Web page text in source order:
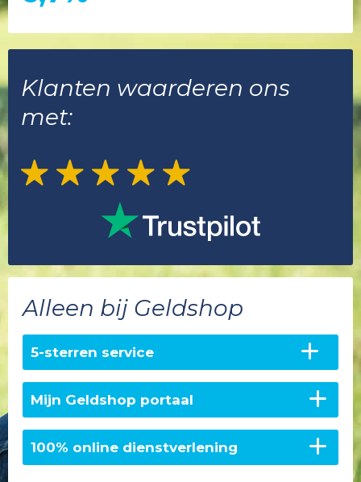
Klanten waarderen ons
met:
Alleen bij Geldshop
5-sterren service
Mijn Geldshop portaal
100% online dienstverlening